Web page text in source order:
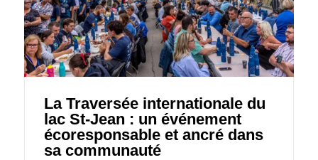
La Traversée internationale du
lac St‑Jean : un événement
écoresponsable et ancré dans
sa communauté